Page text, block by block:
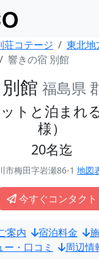
荘コテージ 東北地
響きの宿 別館
館 福島県
トと泊まれ
様）
20名迄
市梅田字岩瀬86-1 地図
今すぐコンタクト
案内 宿泊料金
ー・口コミ
周辺情